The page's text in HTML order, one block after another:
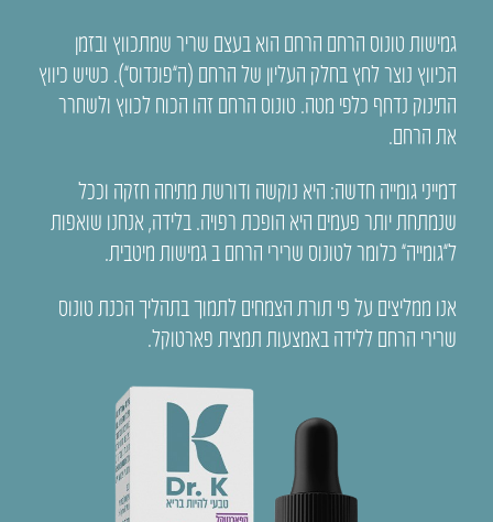
גמישות טונוס הרחם הרחם הוא בעצם שריר שמתכווץ ובזמן
הכיווץ נוצר לחץ בחלק העליון של הרחם (ה”פונדוס”). כשיש כיווץ
התינוק נדחף כלפי מטה. טונוס הרחם זהו הכוח לכווץ ולשחרר
את הרחם.
דמייני גומייה חדשה: היא נוקשה ודורשת מתיחה חזקה וככל
שנמתחת יותר פעמים היא הופכת רפויה. בלידה, אנחנו שואפות
ל”גומייה” כלומר לטונוס שרירי הרחם ב גמישות מיטבית.
אנו ממליצים על פי תורת הצמחים לתמוך בתהליך הכנת טונוס
שרירי הרחם ללידה באמצעות תמצית פארטוקל.